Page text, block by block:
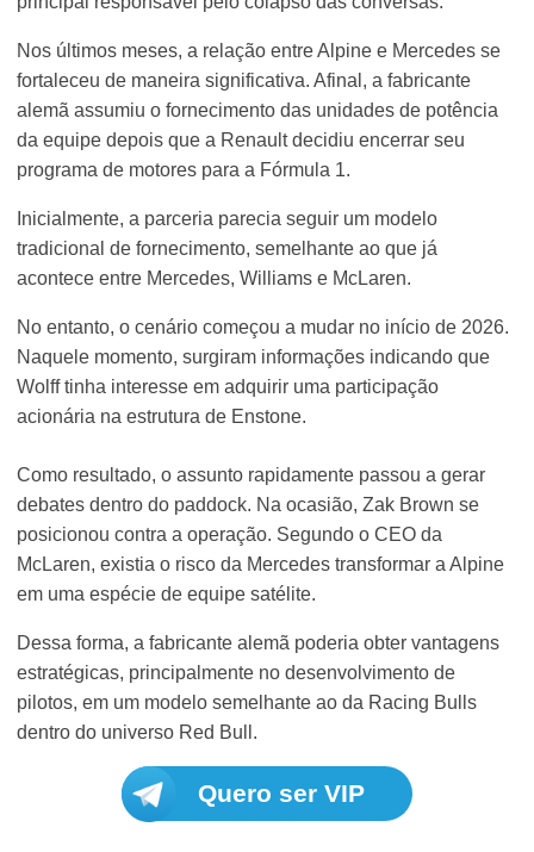
Nos últimos meses, a relação entre Alpine e Mercedes se
fortaleceu de maneira significativa. Afinal, a fabricante
alemã assumiu o fornecimento das unidades de potência
da equipe depois que a Renault decidiu encerrar seu
programa de motores para a Fórmula 1.
Inicialmente, a parceria parecia seguir um modelo
tradicional de fornecimento, semelhante ao que já
acontece entre Mercedes, Williams e McLaren.
No entanto, o cenário começou a mudar no início de 2026.
Naquele momento, surgiram informações indicando que
Wolff tinha interesse em adquirir uma participação
acionária na estrutura de Enstone.
Como resultado, o assunto rapidamente passou a gerar
debates dentro do paddock. Na ocasião, Zak Brown se
posicionou contra a operação. Segundo o CEO da
McLaren, existia o risco da Mercedes transformar a Alpine
em uma espécie de equipe satélite.
Dessa forma, a fabricante alemã poderia obter vantagens
estratégicas, principalmente no desenvolvimento de
pilotos, em um modelo semelhante ao da Racing Bulls
dentro do universo Red Bull.
Quero ser VIP